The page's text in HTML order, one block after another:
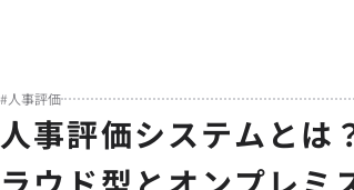
#人事評価
人事評価システムとは